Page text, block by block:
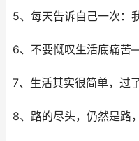
5、每天告诉自己一次：
6、不要慨叹生活底痛苦
7、生活其实很简单，过
8、路的尽头，仍然是路